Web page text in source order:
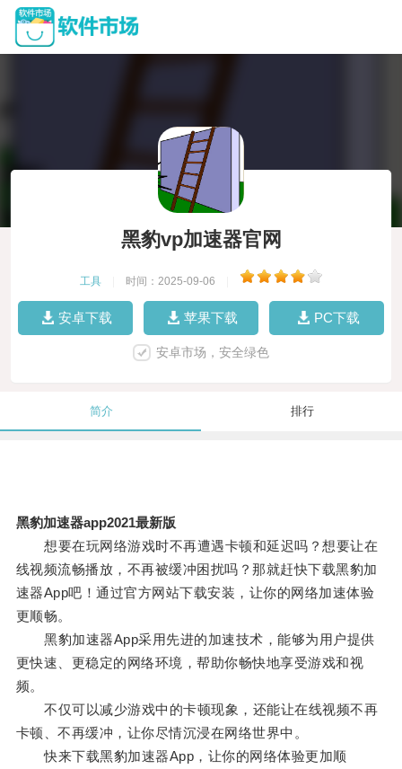
黑豹vp加速器官网
工具 时间：2025-09-06
安卓下载 苹果下载 PC下载
安卓市场，安全绿色
简介 排行
黑豹加速器app2021最新版
想要在玩网络游戏时不再遭遇卡顿和延迟吗？想要让在
线视频流畅播放，不再被缓冲困扰吗？那就赶快下载黑豹加
速器App吧！通过官方网站下载安装，让你的网络加速体验
更顺畅。
黑豹加速器App采用先进的加速技术，能够为用户提供
更快速、更稳定的网络环境，帮助你畅快地享受游戏和视
频。
不仅可以减少游戏中的卡顿现象，还能让在线视频不再
卡顿、不再缓冲，让你尽情沉浸在网络世界中。
快来下载黑豹加速器App，让你的网络体验更加顺